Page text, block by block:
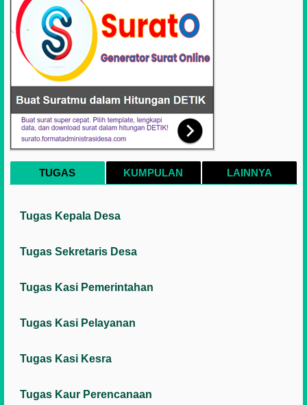
TUGAS KUMPULAN LAINNYA
Tugas Kepala Desa
Tugas Sekretaris Desa
Tugas Kasi Pemerintahan
Tugas Kasi Pelayanan
Tugas Kasi Kesra
Tugas Kaur Perencanaan